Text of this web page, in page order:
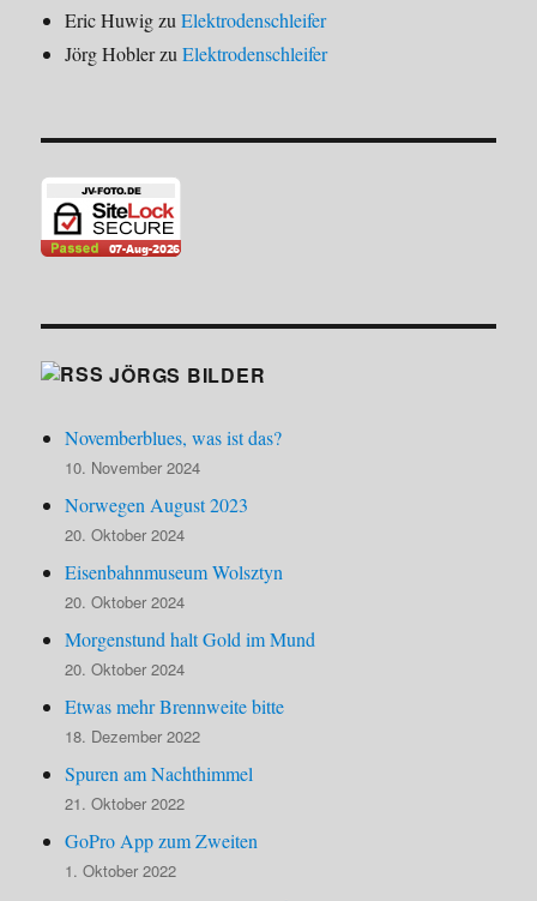
Eric HuwigzuElektrodenschleifer
Jörg HoblerzuElektrodenschleifer
JÖRGS BILDER
Novemberblues, was ist das?
10. November 2024
Norwegen August 2023
20. Oktober 2024
Eisenbahnmuseum Wolsztyn
20. Oktober 2024
Morgenstund halt Gold im Mund
20. Oktober 2024
Etwas mehr Brennweite bitte
18. Dezember 2022
Spuren am Nachthimmel
21. Oktober 2022
GoPro App zum Zweiten
1. Oktober 2022